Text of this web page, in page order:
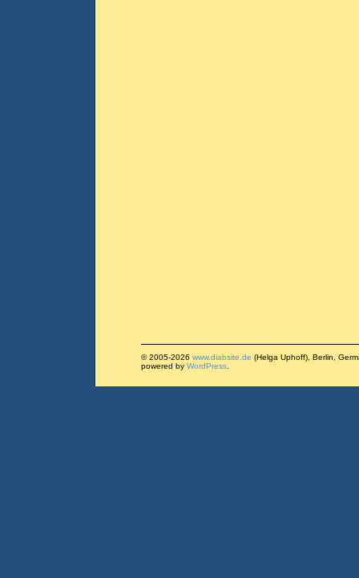
© 2005-2026 www.diabsite.de (Helga Uphoff), Berlin,
powered by WordPress.